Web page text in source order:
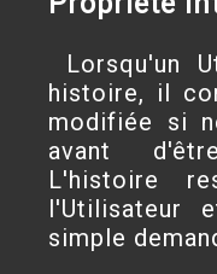
Lorsqu'un
histoire, il
modifiée si
avant
L'histoire
l'Utilisateur
simple